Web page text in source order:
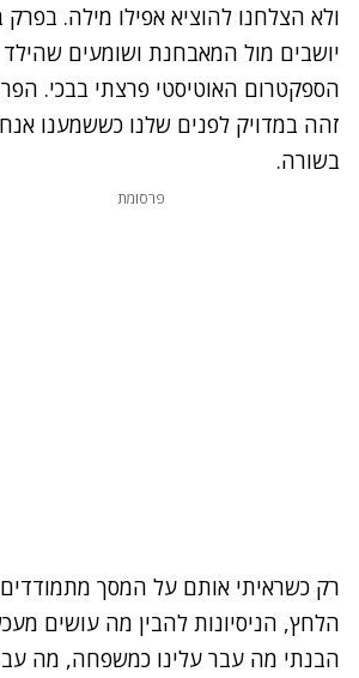
ולא הצלחנו להוציא אפילו מילה. בפרק
יושבים מול המאבחנת ושומעים
הספקטרום האוטיסטי פרצתי בבכי.
זהה במדויק לפנים שלנו כששמענו
בשורה.
פרסומת
רק כשראיתי אותם על המסך
הלחץ, הניסיונות להבין מה עושים
הבנתי מה עבר עלינו כמשפחה, מה